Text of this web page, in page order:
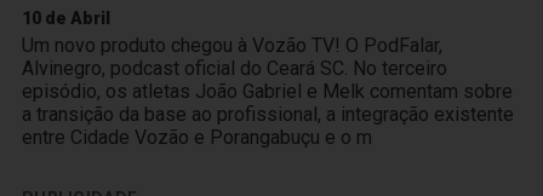
10 de Abril
Um novo produto chegou à Vozão TV! O PodFalar,
Alvinegro, podcast oficial do Ceará SC. No terceiro
episódio, os atletas João Gabriel e Melk comentam sobre
a transição da base ao profissional, a integração existente
entre Cidade Vozão e Porangabuçu e o m